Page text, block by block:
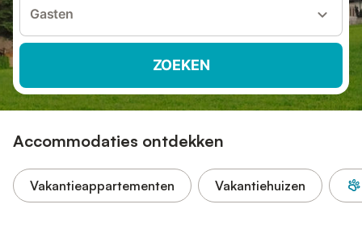
Gasten
ZOEKEN
Accommodaties ontdekken
Vakantieappartementen Vakantiehuizen